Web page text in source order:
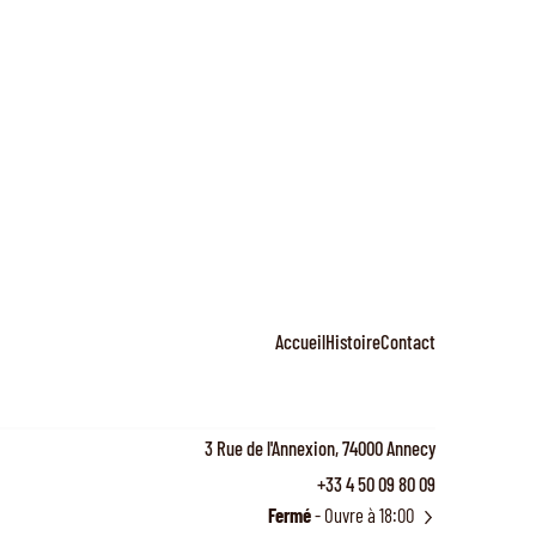
AccueilHistoireContact
3 Rue de l'Annexion, 74000 Annecy
+33 4 50 09 80 09
Fermé- Ouvre à 18:00